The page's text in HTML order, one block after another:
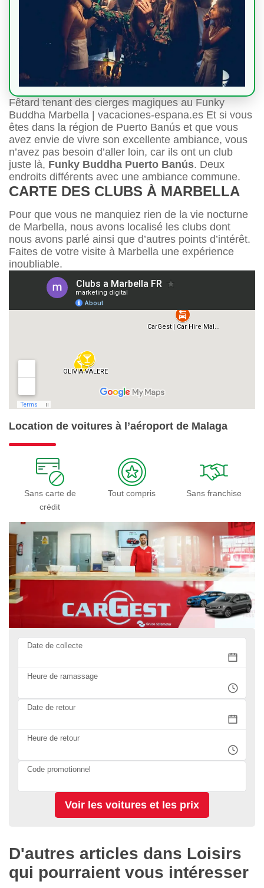
Fêtard tenant des cierges magiques au Funky
Buddha Marbella | vacaciones-espana.es Et si vous
êtes dans la région de Puerto Banús et que vous
avez envie de vivre son excellente ambiance, vous
n’avez pas besoin d’aller loin, car ils ont un club
juste là, Funky Buddha Puerto Banús. Deux
endroits différents avec une ambiance commune.
CARTE DES CLUBS À MARBELLA
Pour que vous ne manquiez rien de la vie nocturne
de Marbella, nous avons localisé les clubs dont
nous avons parlé ainsi que d’autres points d’intérêt.
Faites de votre visite à Marbella une expérience
inoubliable.
Location de voitures à l’aéroport de Malaga
Sans carte de
crédit
Tout compris Sans franchise
Date de collecte
Heure de ramassage
Date de retour
Heure de retour
Code promotionnel
D'autres articles dans Loisirs
qui pourraient vous intéresser